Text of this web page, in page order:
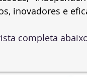
inovadores e
completa